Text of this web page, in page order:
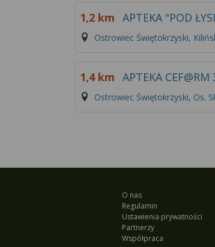
1,2 km APTEKA "POD
Ostrowiec Świętokrzyski,
1,4 km APTEKA CEF@RM
Ostrowiec Świętokrzyski, Os.
O nas
Regulamin
Ustawienia prywatności
Partnerzy
Współpraca